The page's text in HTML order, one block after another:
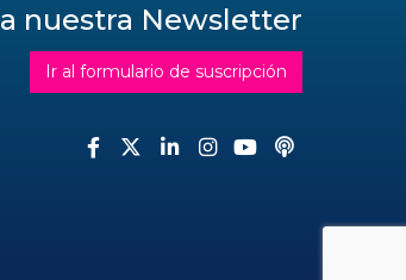
a nuestra Newsletter
Ir al formulario de suscripción